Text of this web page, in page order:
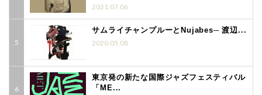
2021.07.06
サムライチャンプルーとNujabes─ 渡辺...
2020.05.08
東京発の新たな国際ジャズフェスティバル
「ME...